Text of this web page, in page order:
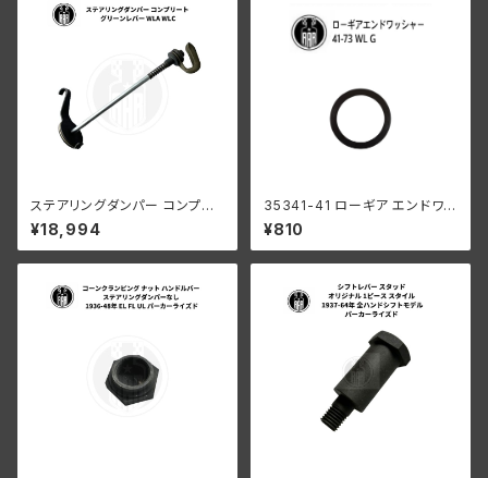
ステアリングダンパー コンプリ
ート グリーンレバー ハーレーダ
ビッドソン WLA WLC
¥18,994
35341-41 ローギア エンドワッ
シャー1個
¥810